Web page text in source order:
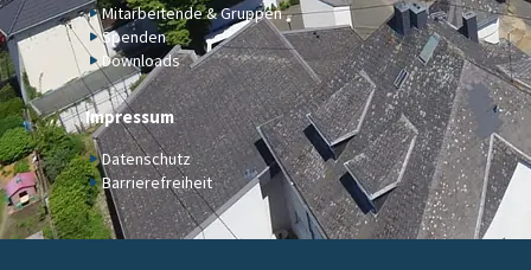
Mitarbeitende & Gruppen
Spenden
Downloads
Impressum
Datenschutz
Barrierefreiheit